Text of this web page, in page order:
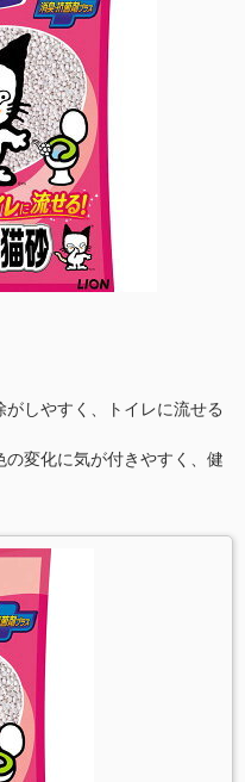
しやすく、トイレに流せる
変化に気が付きやすく、健